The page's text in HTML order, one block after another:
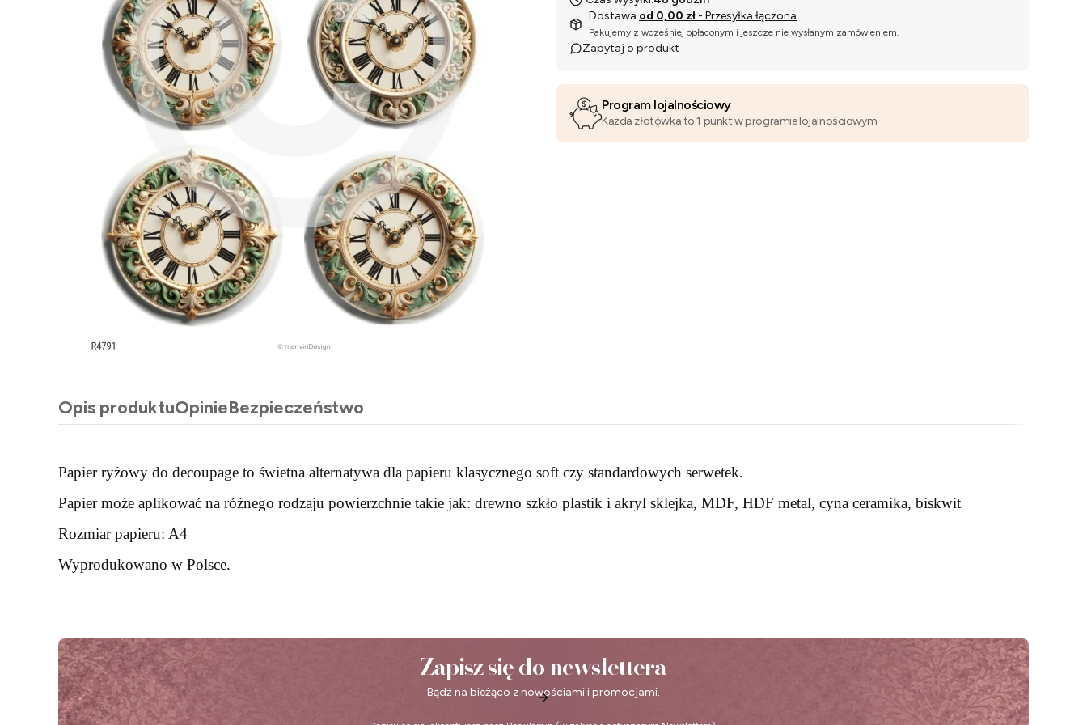
Dostawa od 0,00 zł - Przesyłka łączona
Pakujemy z wcześniej opłaconym i jeszcze nie wysłanym zamówieniem.
Zapytaj o produkt
Program lojalnościowy
Każda złotówka to 1 punkt w programie lojalnościowym
Opis produktuOpinieBezpieczeństwo
Papier ryżowy do decoupage to świetna alternatywa dla papieru klasycznego soft czy standardowych serwetek.
Papier może aplikować na różnego rodzaju powierzchnie takie jak: drewno szkło plastik i akryl sklejka, MDF, HDF metal, cyna ceramika, biskwit
Rozmiar papieru: A4
Wyprodukowano w Polsce.
Zapisz się do newslettera
Bądź na bieżąco z nowościami i promocjami.